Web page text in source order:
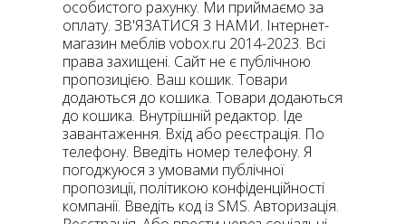
особистого рахунку. Ми приймаємо за
оплату. ЗВ'ЯЗАТИСЯ З НАМИ. Інтернет-
магазин меблів vobox.ru 2014-2023. Всі
права захищені. Сайт не є публічною
пропозицією. Ваш кошик. Товари
додаються до кошика. Товари додаються
до кошика. Внутрішній редактор. Іде
завантаження. Вхід або реєстрація. По
телефону. Введіть номер телефону. Я
погоджуюся з умовами публічної
пропозиції, політикою конфіденційності
компанії. Введіть код із SMS. Авторизація.